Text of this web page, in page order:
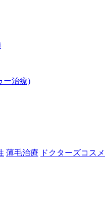
ー治療)
薄毛治療 ドクターズコスメ